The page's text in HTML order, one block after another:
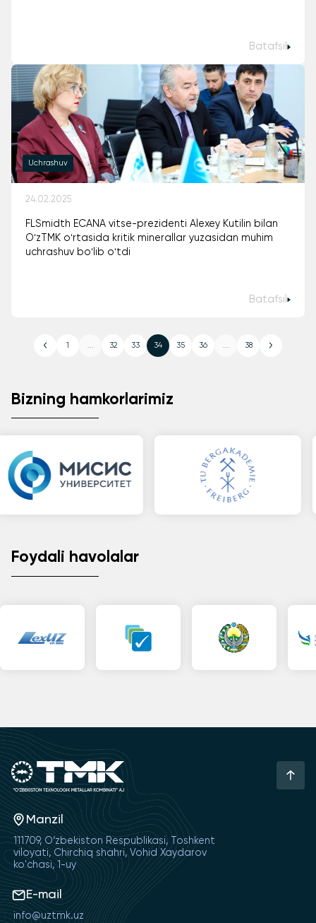
Batafsil
Uchrashuv
24.02.2025
FLSmidth ECANA vitse-prezidenti Alexey Kutilin bilan
OʻzTMK oʻrtasida kritik minerallar yuzasidan muhim
uchrashuv boʻlib oʻtdi
Batafsil
1 ... 32 33 34 35 36 ... 38
Bizning hamkorlarimiz
Foydali havolalar
Manzil
111709, O‘zbekiston Respublikasi, Toshkent
viloyati, Chirchiq shahri, Vohid Xaydarov
ko'chasi, 1-uy
E-mail
info@uztmk.uz